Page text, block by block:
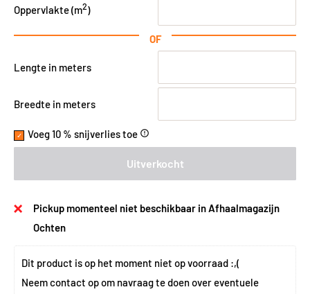
Oppervlakte (m2)
OF
Lengte in meters
Breedte in meters
Voeg 10 % snijverlies toe error_outline
Uitverkocht
Pickup momenteel niet beschikbaar in Afhaalmagazijn
Ochten
Dit product is op het moment niet op voorraad :,(
Neem contact op om navraag te doen over eventuele